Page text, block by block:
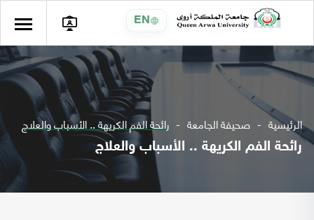
EN
الرئيسية صحيفة الجامعة رائحة الفم الكريهة .. الأسباب والعلاج
رائحة الفم الكريهة .. الأسباب والعلاج